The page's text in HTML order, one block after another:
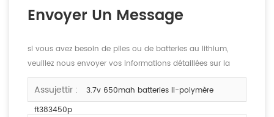
Envoyer Un Message
si vous avez besoin de piles ou de batteries au lithium,
veuillez nous envoyer vos informations détaillées sur la
tension, la capacité et la taille.
Assujettir :
3.7v 650mah batteries li-polymère
ft383450p